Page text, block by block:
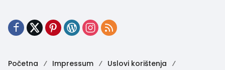
Početna Impressum Uslovi korištenja